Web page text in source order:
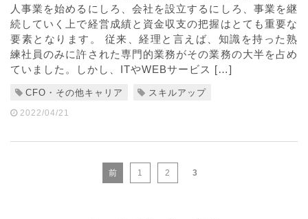
人事業を始めるにしろ、会社を設立するにしろ、事業を継
続していく上で経営成績と資金収支の把握はとても重要な
要素となります。 従来、経理と言えば、知識を持った熟
練社員のみに許された専門的業務がその業務の大半を占め
ていました。しかし、ITやWEBサービス […]
CFO・その他キャリア スキルアップ
2022/04/21
前 1 2 3